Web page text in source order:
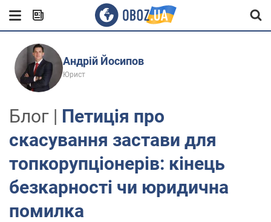
Андрій Йосипов
Юрист
Блог | Петиція про
скасування застави для
топкорупціонерів: кінець
безкарності чи юридична
помилка